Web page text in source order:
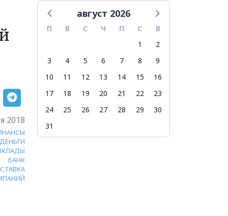
2018
ДЕНЬГИ
БАНК
СТАВКА
август 2026
П В С Ч П С
В
1
2
3
4 5 6 7 8
9
10
11 12 13 14 15
16
17
18 19 20 21 22
23
24
25 26 27 28 29
30
31